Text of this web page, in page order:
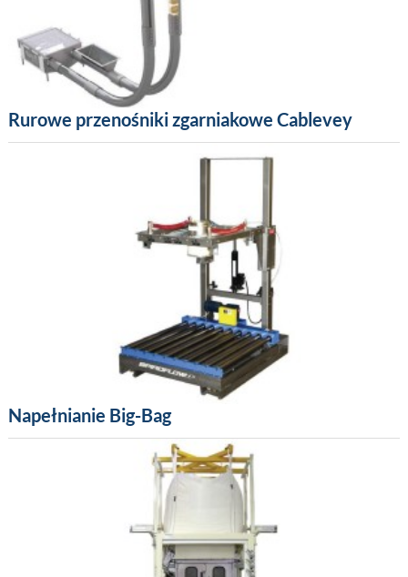
Rurowe przenośniki zgarniakowe Cablevey
Napełnianie Big-Bag